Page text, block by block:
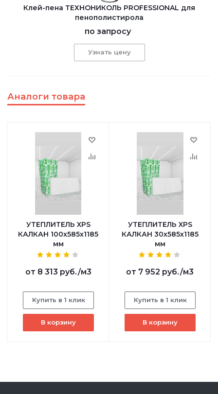
Клей-пена ТЕХНОНИКОЛЬ PROFESSIONAL для
пенополистирола
по запросу
Узнать цену
Аналоги товара
УТЕПЛИТЕЛЬ XPS
КАЛКАН 100х585х1185
мм
от 8 313 руб./м3
Купить в 1 клик
В корзину
УТЕПЛИТЕЛЬ XPS
КАЛКАН 30х585х1185
мм
от 7 952 руб./м3
Купить в 1 клик
В корзину